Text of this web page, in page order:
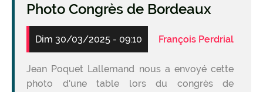
Photo Congrès de Bordeaux
Dim 30/03/2025 - 09:10 François Perdrial
Jean Poquet Lallemand nous a envoyé cette
photo d'une table lors du congrès de